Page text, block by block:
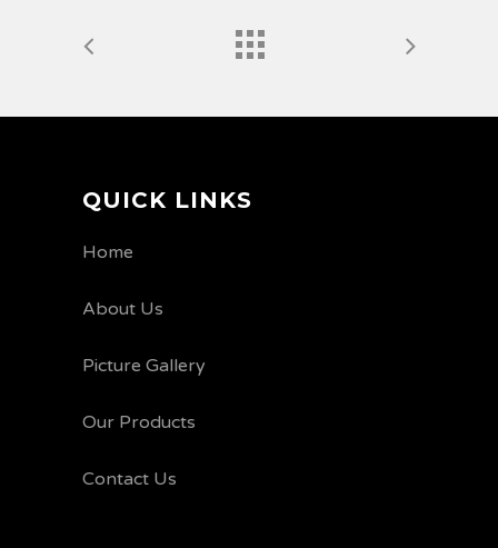
QUICK LINKS
Home
About Us
Picture Gallery
Our Products
Contact Us